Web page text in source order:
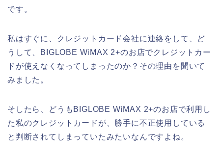
です。
私はすぐに、クレジットカード会社に連絡をして、ど
うして、BIGLOBE WiMAX 2+のお店でクレジットカー
ドが使えなくなってしまったのか？その理由を聞いて
みました。
そしたら、どうもBIGLOBE WiMAX 2+のお店で利用し
た私のクレジットカードが、勝手に不正使用している
と判断されてしまっていたみたいなんですよね。